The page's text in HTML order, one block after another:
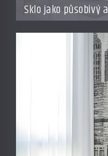
Sklo jako působivý
materiál